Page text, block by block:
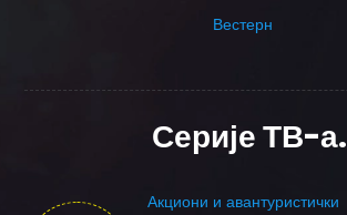
Вестерн
Серије ТВ-а.
Акциони и авантуристички